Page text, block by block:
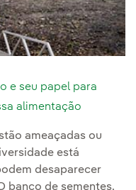
e seu papel para
alimentação
ameaçadas ou
está
desaparecer
banco de sementes,